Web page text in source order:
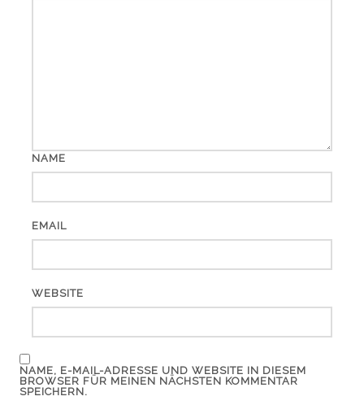
NAME
EMAIL
WEBSITE
NAME, E-MAIL-ADRESSE UND WEBSITE IN DIESEM
BROWSER FÜR MEINEN NÄCHSTEN KOMMENTAR
SPEICHERN.